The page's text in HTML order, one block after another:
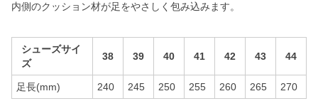
内側のクッション材が足をやさしく包み込みます。
シューズサイ
ズ
38 39 40 41 42 43 44
足長(mm) 240 245 250 255 260 265 270